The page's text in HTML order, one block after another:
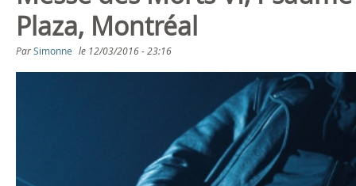
Plaza, Montréal
ParSimonne le 12/03/2016 - 23:16